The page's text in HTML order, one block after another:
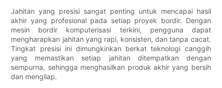
Jahitan yang presisi sangat penting untuk mencapai hasil
akhir yang profesional pada setiap proyek bordir. Dengan
mesin bordir komputerisasi terkini, pengguna dapat
mengharapkan jahitan yang rapi, konsisten, dan tanpa cacat.
Tingkat presisi ini dimungkinkan berkat teknologi canggih
yang memastikan setiap jahitan ditempatkan dengan
sempurna, sehingga menghasilkan produk akhir yang bersih
dan mengilap.